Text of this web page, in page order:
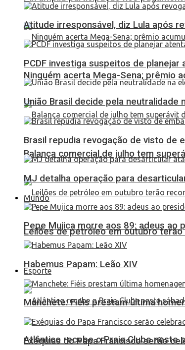
Ninguém acerta Mega-Sena; prêmio
Balança comercial de julho tem
Leilões de petróleo em outubro
Esporte
Atlântico recebe o Praia Clube neste
Atitude irresponsável, diz Lula após
PCDF investiga suspeitos de
União Brasil decide pela neutralidade
Brasil repudia revogação de visto de
MJ detalha operação para
Mundo
Pepe Mujica morre aos 89: adeus
Habemus Papam: Leão XIV
Manchete: Fiéis prestam última
Exéquias do Papa Francisco serão